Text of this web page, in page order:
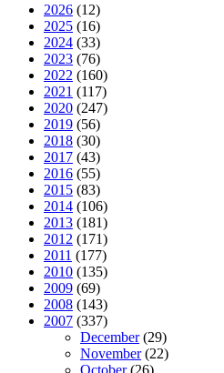
2026 (12)
2025 (16)
2024 (33)
2023 (76)
2022 (160)
2021 (117)
2020 (247)
2019 (56)
2018 (30)
2017 (43)
2016 (55)
2015 (83)
2014 (106)
2013 (181)
2012 (171)
2011 (177)
2010 (135)
2009 (69)
2008 (143)
2007 (337)
December(29)
November(22)
October(26)